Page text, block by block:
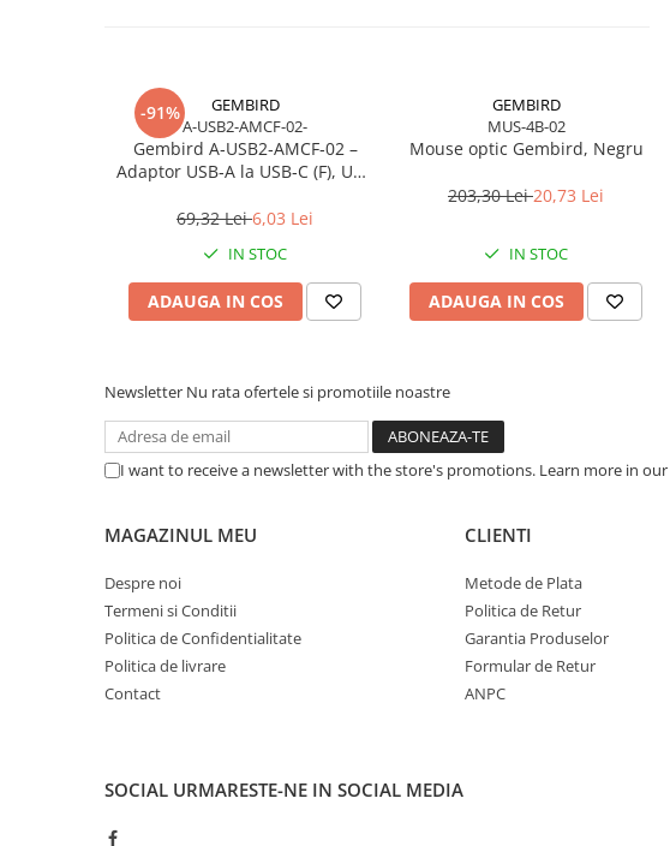
Suporturi TV Birou
Suporturi TV Perete
Boxe PC & Soundbar
Boxe Wireless & Portabile
Camere Foto & Sisteme Optice
Caști & Microfoane
Căști Gaming & Consumer
Microfoane & Reportofoane
Display & signage
Ecrane Digital Signage
Proiectoare
Proiectoare Business
Proiectoare Consumer
Componente
Plăci de baza
-91%
GEMBIRD
A-USB2-AMCF-02-
Gembird A‑USB2‑AMCF‑02 –
Adaptor USB‑A la USB‑C (F), USB
69,32 Lei6,03 Lei
IN STOC
ADAUGA IN COS
GEMBIRD
MUS-4B-02
Mouse optic Gembird, Negru
203,30 Lei20,73 Lei
IN STOC
ADAUGA IN COS
Newsletter Nu rata ofertele si promotiile noastre
I want to receive a newsletter with the store's promotions. Learn more in our
MAGAZINUL MEU
Despre noi
Termeni si Conditii
Politica de Confidentialitate
Politica de livrare
Contact
CLIENTI
Metode de Plata
Politica de Retur
Garantia Produselor
Formular de Retur
ANPC
SOCIAL URMARESTE-NE IN SOCIAL MEDIA